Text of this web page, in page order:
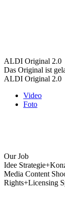
ALDI Original 2.0
Das Original ist
ALDI Original 2.0
Video
Foto
Our Job
Idee
Media Content
Rights+Licensing